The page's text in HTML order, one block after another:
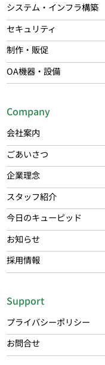
システム・インフラ構築
セキュリティ
制作・販促
OA機器・設備
Company
会社案内
ごあいさつ
企業理念
スタッフ紹介
今日のキューピッド
お知らせ
採用情報
Support
プライバシーポリシー
お問合せ